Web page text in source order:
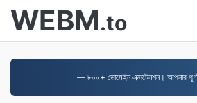
WEBM.to
— ৮০০+ ডোমেইন এক্সটেনশন। আপনার